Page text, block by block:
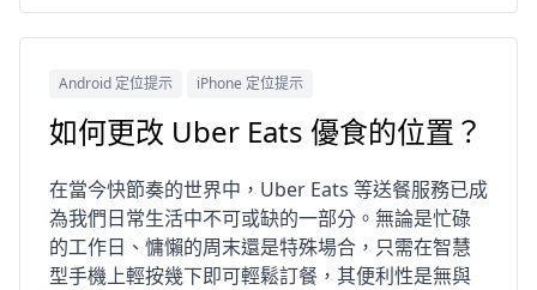
Android 定位提示 iPhone 定位提示
如何更改 Uber Eats 優食的位置？
在當今快節奏的世界中，Uber Eats 等送餐服務已成
為我們日常生活中不可或缺的一部分。無論是忙碌
的工作日、慵懶的周末還是特殊場合，只需在智慧
型手機上輕按幾下即可輕鬆訂餐，其便利性是無與